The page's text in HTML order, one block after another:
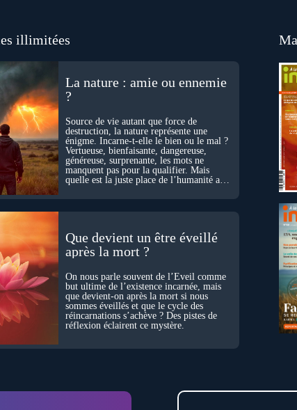
illimitées
La nature : amie ou ennemie
?
Source de vie autant que force de
destruction, la nature représente une
énigme. Incarne-t-elle le bien ou le mal ?
Vertueuse, bienfaisante, dangereuse,
généreuse, surprenante, les mots ne
manquent pas pour la qualifier. Mais
quelle est la juste place de l’humanité au
Que devient un être éveillé
après la mort ?
On nous parle souvent de l’Éveil comme
but ultime de l’existence incarnée, mais
que devient-on après la mort si nous
sommes éveillés et que le cycle des
réincarnations s’achève ? Des pistes de
réflexion éclairent ce mystère.